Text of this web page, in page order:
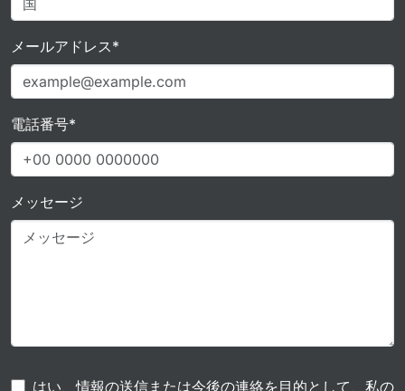
メールアドレス*
電話番号*
メッセージ
はい、情報の送信または今後の連絡を目的として、私の